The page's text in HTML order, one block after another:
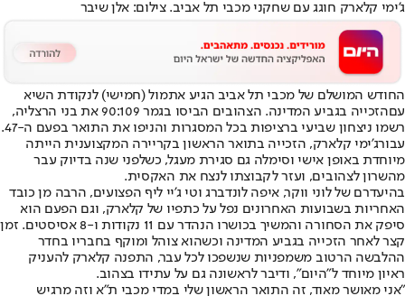
ג'ימי קלארק חוגג עם שחקני מכבי תל אביב. צילום: אלן שיבר
החודש המושלם של מכבי תל אביב הגיע אתמול (חמישי) לנקודת השיא
עםהזכייה בגביע המדינה
. הצהובים הביסו בגמר 90:109 את בני הרצליה,
רשמו ניצחון שביעי ברציפות בכל המסגרות והניפו את התואר בפעם ה-47.
עבורג'ימי קלארק, הזכייה בתואר הראשון בקריירה המקצוענית הייתה
מיוחדת באופן אישי וסימלה גם סגירת מעגל, כשלפני שנה בדיוק עבר
מהשרון לצהובים, ועזר לקבוצתו לנצח את האקסית.
בהיעדרם של לוני ווקר, איפה לונדברג וטי ג'יי ליף הפצועים, הרבה מן כובד
האחריות בשבועות האחרונים נפל על כתפיו של קלארק, וגם הפעם הוא
סיפק את הסחורה והמשיך בכושרו הנהדר עם 11 נקודות ו-8 אסיסטים. זמן
קצר לאחר הזכייה בגביע המדינה וכשהוא צוהל ומוקף בחבריו בחדר
ההלבשה הרטוב משמפניות שנשפכו לכל עבר, התפנה קלארק להעניק
ראיון מיוחד ל"היום", ודיבר לראשונה גם על עתידו בצהוב.
"אני מאושר מאוד, זה התואר הראשון שלי במדי מכבי ת"א וזה מרגיש